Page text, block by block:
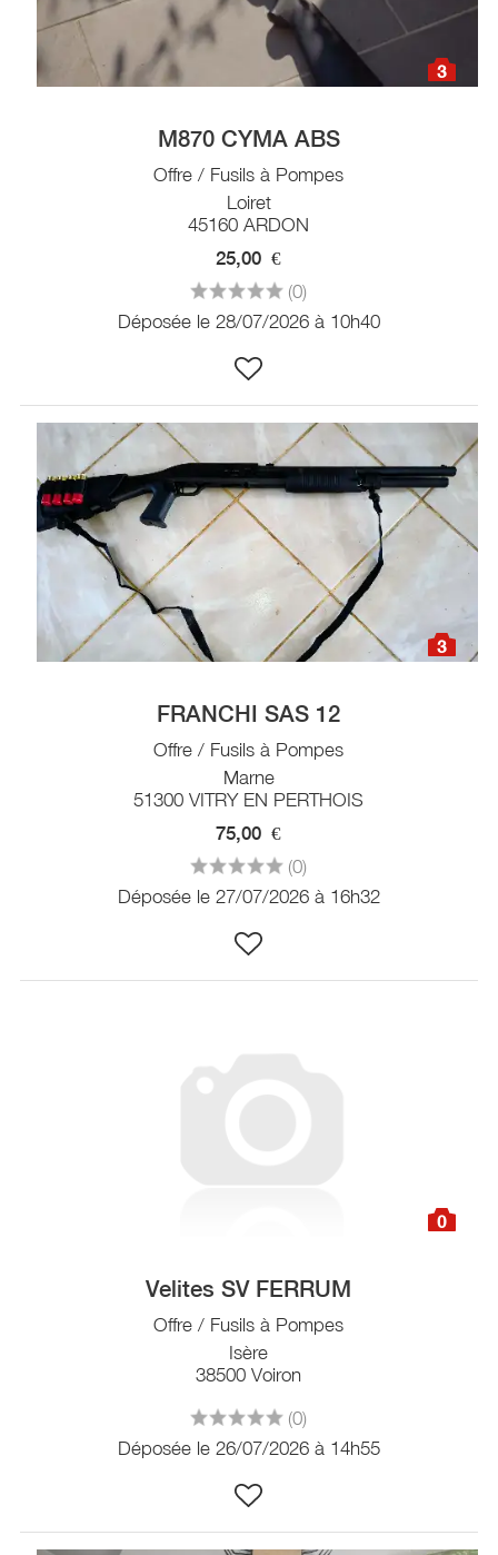
3
M870 CYMA ABS
Offre / Fusils à Pompes
Loiret
45160 ARDON
25,00 €
(0)
Déposée le 28/07/2026 à 10h40
3
FRANCHI SAS 12
Offre / Fusils à Pompes
Marne
51300 VITRY EN PERTHOIS
75,00 €
(0)
Déposée le 27/07/2026 à 16h32
0
Velites SV FERRUM
Offre / Fusils à Pompes
Isère
38500 Voiron
(0)
Déposée le 26/07/2026 à 14h55